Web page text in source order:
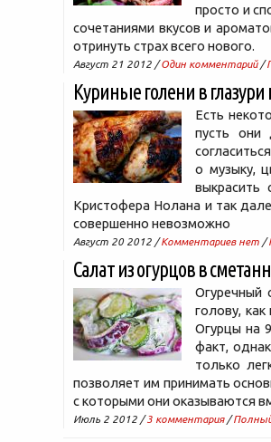
просто и
сочетаниями вкусов и
отринуть страх всего нового.
Август 21 2012 /Один комментарий/
Куриные голени в
Есть
пусть
о музыку,
выкрасить
Кристофера Нолана и так
совершенно невозможно
Август 20 2012 /Комментариев нет /
Салат из огурцов в
Огуречный
голову,
Огурцы на
факт,
только
позволяет им принимать
с которыми они оказываются
Июль 2 2012 /3 комментария/